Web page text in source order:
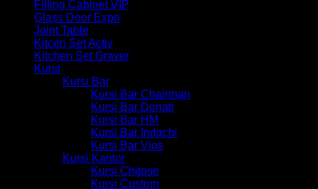
Filling Cabinet VIP
Glass Door Expo
Joint Table
Kitcen Set Activ
Kitchen Set Graver
Kursi
Kursi Bar
Kursi Bar Chairman
Kursi Bar Donati
Kursi Bar HM
Kursi Bar Indachi
Kursi Bar Vios
Kursi Kantor
Kursi Chitose
Kursi Custom